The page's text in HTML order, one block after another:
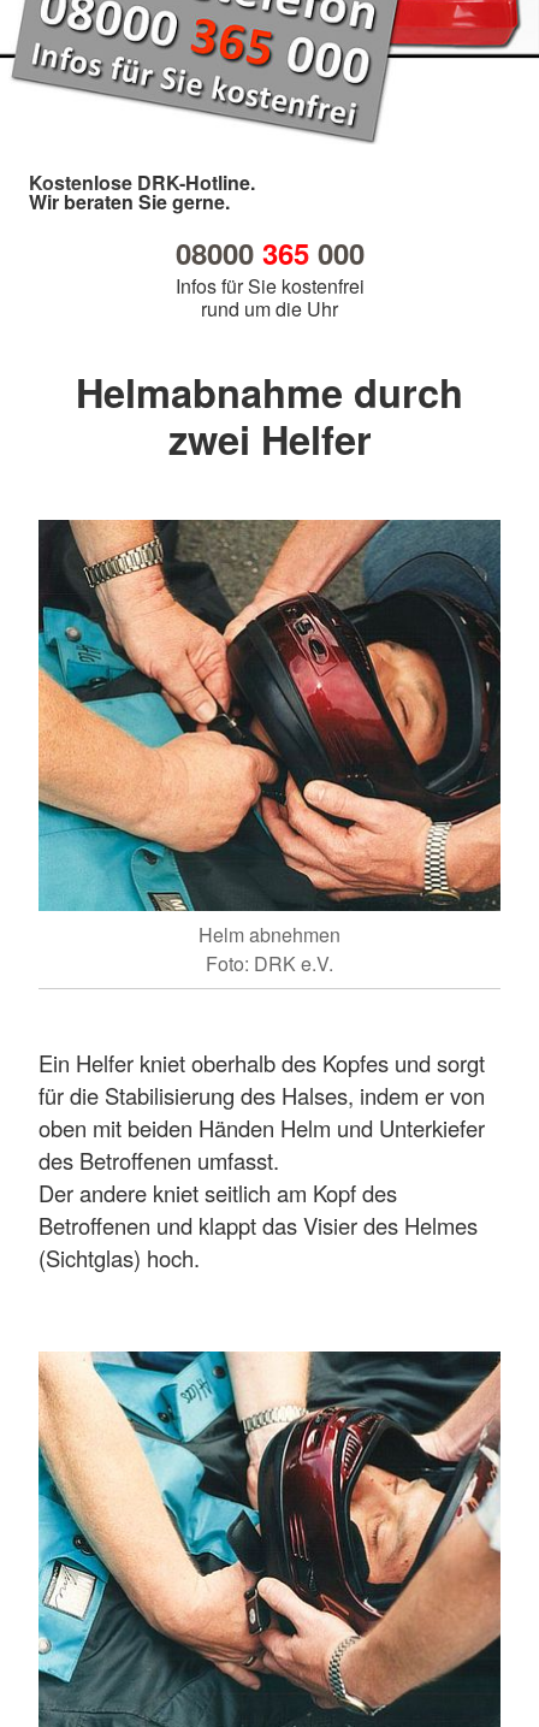
Kostenlose DRK-Hotline.
Wir beraten Sie gerne.
08000 365000
Infos für Sie kostenfrei
rund um die Uhr
Helmabnahme durch
zwei Helfer
Helm abnehmen
Foto: DRK e.V.
Ein Helfer kniet oberhalb des Kopfes und sorgt
für die Stabilisierung des Halses, indem er von
oben mit beiden Händen Helm und Unterkiefer
des Betroffenen umfasst.
Der andere kniet seitlich am Kopf des
Betroffenen und klappt das Visier des Helmes
(Sichtglas) hoch.